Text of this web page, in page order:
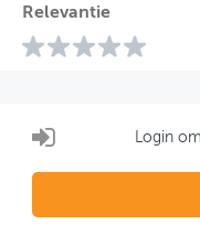
Relevantie
Login